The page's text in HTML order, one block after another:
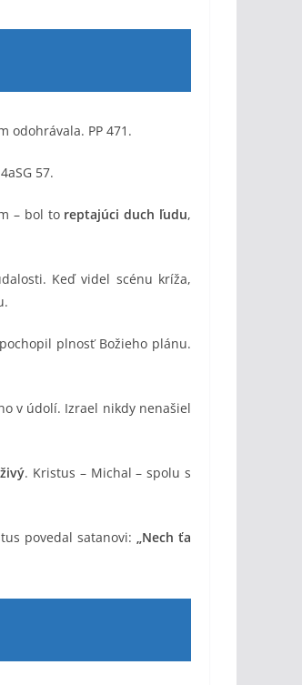
odohrávala. PP 471.
57.
– bol to reptajúci duch ľudu,
Keď videl scénu kríža,
plnosť Božieho plánu.
v údolí. Izrael nikdy nenašiel
. Kristus – Michal – spolu s
povedal satanovi: „Nech ťa